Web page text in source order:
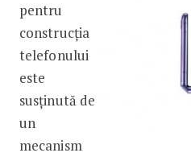
pentru
construcția
telefonului
este
susținută de
un
mecanism